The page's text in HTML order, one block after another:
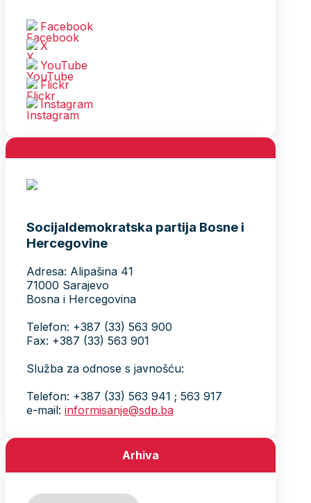
Facebook
X
YouTube
Flickr
Instagram
Socijaldemokratska partija Bosne i
Hercegovine
Adresa: Alipašina 41
71000 Sarajevo
Bosna i Hercegovina
Telefon: +387 (33) 563 900
Fax: +387 (33) 563 901
Služba za odnose s javnošću:
Telefon: +387 (33) 563 941 ; 563 917
e-mail: informisanje@sdp.ba
Arhiva
Arhiva